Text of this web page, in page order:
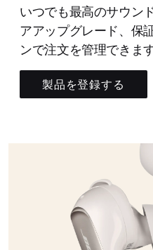
いつでも最高のサウン
アアップグレード、保
ンで注文を管理できます
製品を登録する